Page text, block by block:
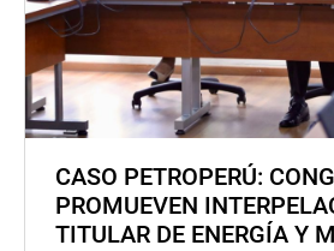
CASO PETROPERÚ:
PROMUEVEN
TITULAR DE ENERGÍA Y